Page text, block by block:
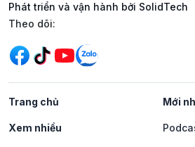
Phát triển và vận hành bởi SolidTech
Mạng xã hội
Theo dõi:
Trang chủ Mới
Xem nhiều